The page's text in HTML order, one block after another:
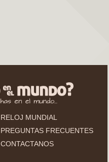
RELOJ MUNDIAL
PREGUNTAS FRECUENTES
CONTACTANOS